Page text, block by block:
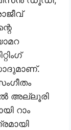
അല്ലൂരി
റാം